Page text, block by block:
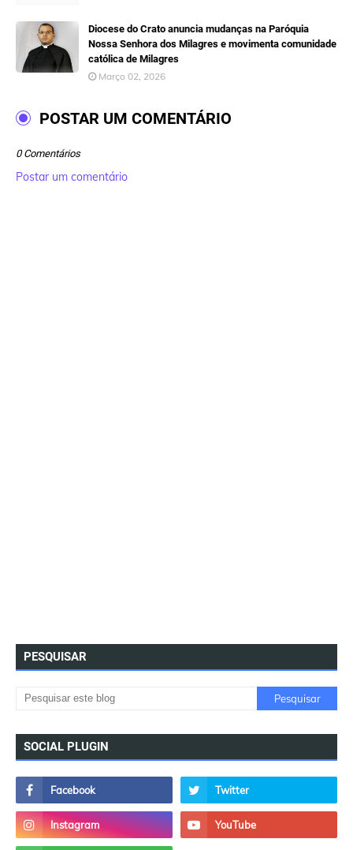
Diocese do Crato anuncia mudanças na Paróquia
Nossa Senhora dos Milagres e movimenta comunidade
católica de Milagres
Março 02, 2026
POSTAR UM COMENTÁRIO
0 Comentários
Postar um comentário
PESQUISAR
SOCIAL PLUGIN